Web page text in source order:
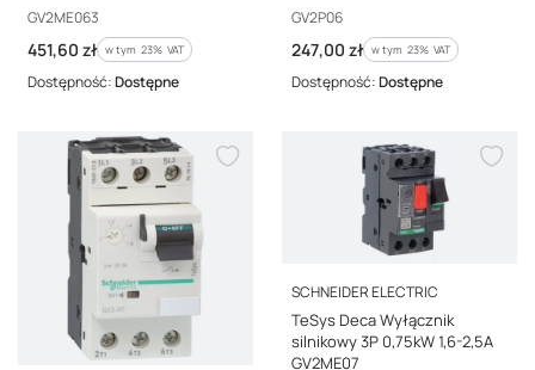
Kod producenta
GV2ME063
Cena brutto
451,60 zł w tym %s VAT
w tym 23% VAT
Dostępność:Dostępne
Kod producenta
GV2P06
Cena brutto
247,00 zł w tym %s VAT
w tym 23% VAT
Dostępność:Dostępne
PRODUCENT
SCHNEIDER ELECTRIC
TeSys Deca Wyłącznik
silnikowy 3P 0,75kW 1,6-2,5A
GV2ME07